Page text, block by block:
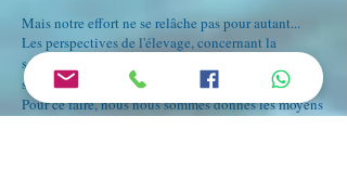
Mais notre effort ne se relâche pas pour autant...
Les perspectives de l'élevage, concernant la
sélection et l'amélioration de la race "Beauceron",
sont à la mesure de nos ambitions.
Pour ce faire, nous nous sommes donnés les moyens